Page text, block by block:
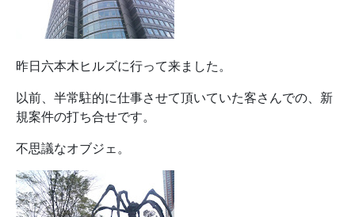
昨日六本木ヒルズに行って来ました。
以前、半常駐的に仕事させて頂いていた客さんでの、新
規案件の打ち合せです。
不思議なオブジェ。